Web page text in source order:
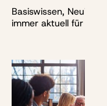
Basiswissen,
immer aktuell für dich